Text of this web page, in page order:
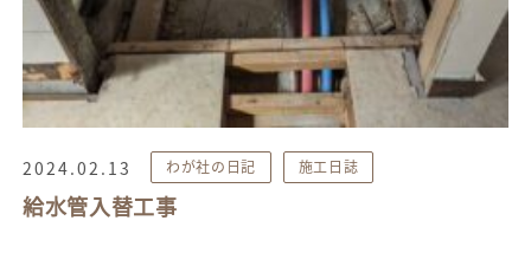
2024.02.13 わが社の日記 施工日誌
給水管入替工事